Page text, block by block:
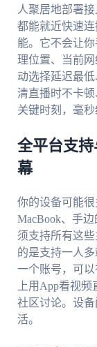
人聚居地部署
都能就近快速
能。它不会让
理位置、当前
动选择延迟最
清直播时不卡
关键时刻，毫秒
全平台支
幕
你的设备可能
MacBook、手
须支持所有这
的是支持一人
一个账号，可
上用App看视
社区讨论。设
活。